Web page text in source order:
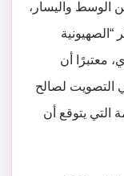
الوسط واليسار،
معتبرًا أن
التصويت لصالح
التي يتوقع أن